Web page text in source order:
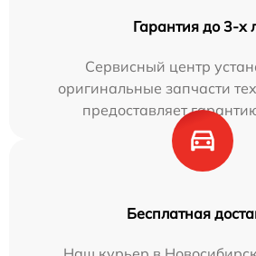
Гарантия до 3-х
Сервисный центр
оригинальные запчасти
предоставляет
Бесплатная